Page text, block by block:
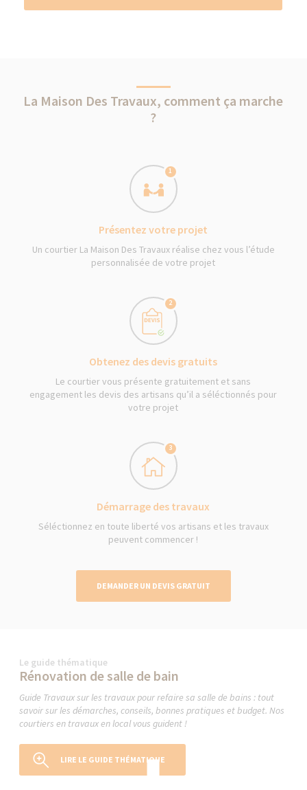
La Maison Des Travaux, comment ça marche
?
1
Présentez votre projet
Un courtier La Maison Des Travaux réalise chez vous l’étude
personnalisée de votre projet
2
Obtenez des devis gratuits
Le courtier vous présente gratuitement et sans
engagement les devis des artisans qu’il a séléctionnés pour
votre projet
3
Démarrage des travaux
Séléctionnez en toute liberté vos artisans et les travaux
peuvent commencer !
DEMANDER UN DEVIS GRATUIT
Le guide thématique
Rénovation de salle de bain
Guide Travaux sur les travaux pour refaire sa salle de bains : tout
savoir sur les démarches, conseils, bonnes pratiques et budget. Nos
courtiers en travaux en local vous guident !
LIRE LE GUIDE THÉMATIQUE